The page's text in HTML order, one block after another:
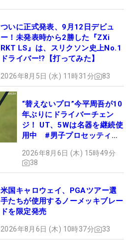
ついに正式発表、9月12日デビュ
ー！未発表時から2勝した『ZXi
RKT LS』は、スリクソン史上No.1
ドライバー!?【打ってみた】
2026年8月5日 (水) 11時31分 83
“替えないプロ”今平周吾が10
年ぶりにドライバーチェン
ジ！ UT、5Wは名器を継続使
用中 #男子プロセッティン
2026年8月6日 (木) 15時49分
38
米国キャロウェイ、PGAツアー選
手たちが使用するノーメッキブレー
ドを限定発売
2026年8月6日 (木) 10時37分 33